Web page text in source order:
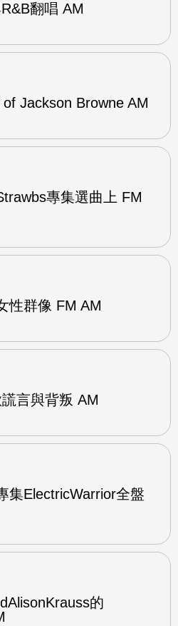
翻唱 AM
Jackson Browne AM
專集選曲上 FM
性群像 FM AM
言與背叛 AM
集ElectricWarrior全盤
的